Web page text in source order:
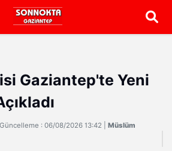
Gaziantep'te Yeni
: 06/08/2026 13:42 | Müslüm